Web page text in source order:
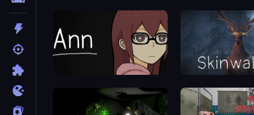
Skinwalker